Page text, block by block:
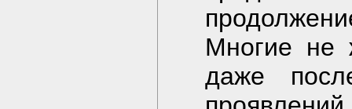
Многие не
даже